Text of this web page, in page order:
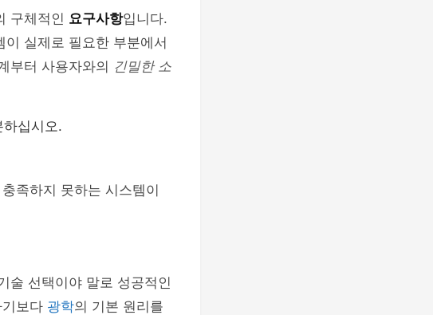
구체적인 요구사항입니다.
실제로 필요한 부분에서
부터 사용자와의 긴밀한 소
십시오.
족하지 못하는 시스템이
술 선택이야 말로 성공적인
보다 광학의 기본 원리를